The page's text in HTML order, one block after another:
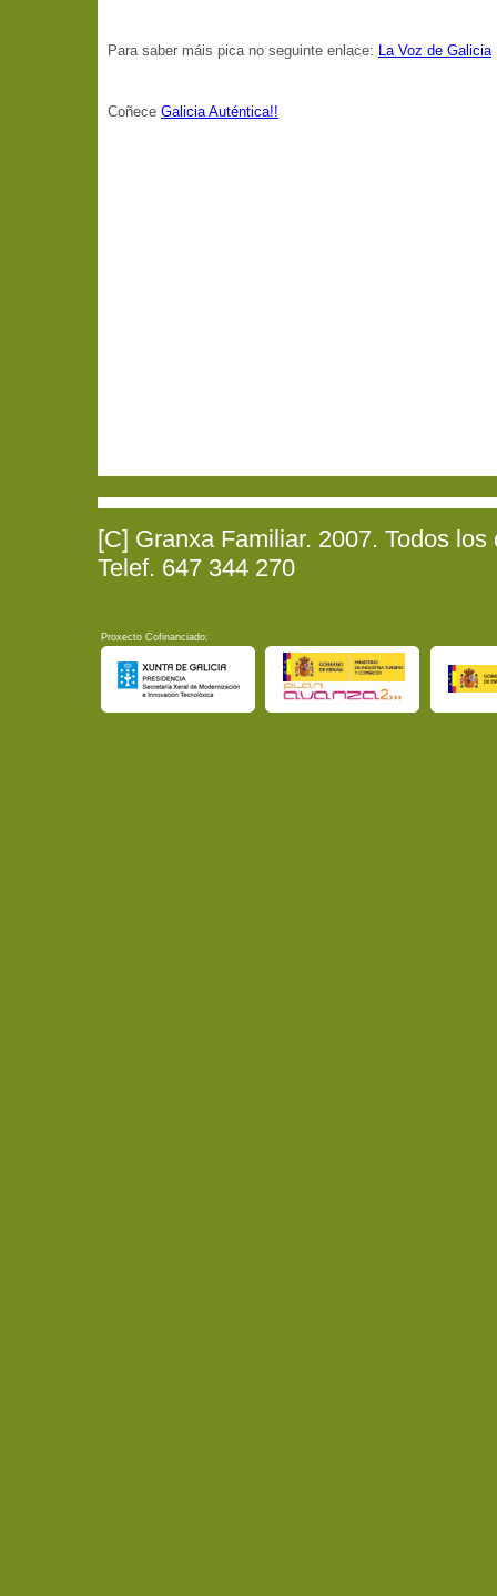
Para saber máis pica no seguinte enlace: La Voz de Galicia
Coñece Galicia Auténtica!!
[C] Granxa Familiar. 2007. Todos
Telef. 647 344 270
Proxecto Cofinanciado: